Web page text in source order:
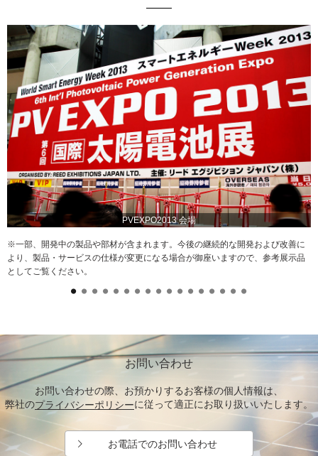
PVEXPO2013 会場
※一部、開発中の製品や部材が含まれます。今後の継続的な開発および改善に
より、製品・サービスの仕様が変更になる場合が御座いますので、参考展示品
としてご覧ください。
お問い合わせ
お問い合わせの際、お預かりするお客様の個人情報は、
弊社のプライバシーポリシーに従って適正にお取り扱いいたします。
お電話でのお問い合わせ